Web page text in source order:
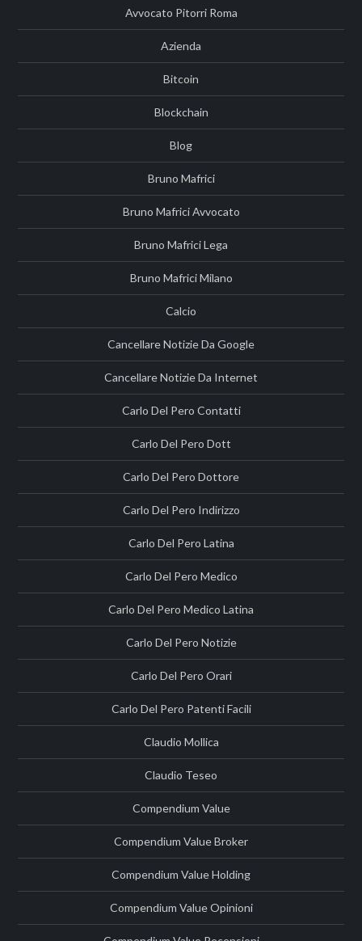
Avvocato Pitorri Roma
Azienda
Bitcoin
Blockchain
Blog
Bruno Mafrici
Bruno Mafrici Avvocato
Bruno Mafrici Lega
Bruno Mafrici Milano
Calcio
Cancellare Notizie Da Google
Cancellare Notizie Da Internet
Carlo Del Pero Contatti
Carlo Del Pero Dott
Carlo Del Pero Dottore
Carlo Del Pero Indirizzo
Carlo Del Pero Latina
Carlo Del Pero Medico
Carlo Del Pero Medico Latina
Carlo Del Pero Notizie
Carlo Del Pero Orari
Carlo Del Pero Patenti Facili
Claudio Mollica
Claudio Teseo
Compendium Value
Compendium Value Broker
Compendium Value Holding
Compendium Value Opinioni